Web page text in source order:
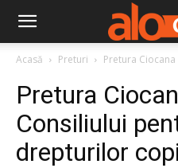
Acasă Preturi Pretura Ciocana
Pretura
Consiliului
drepturilor